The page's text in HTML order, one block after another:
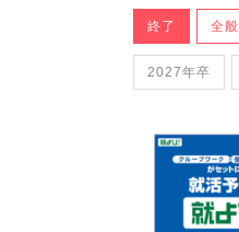
終了 全般
2027年卒